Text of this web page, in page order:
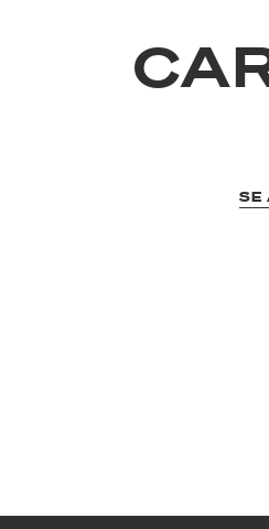
SE